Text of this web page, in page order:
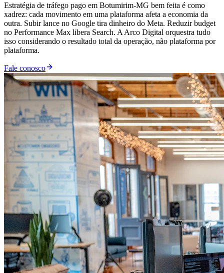
Estratégia de tráfego pago em Botumirim-MG bem feita é como
xadrez: cada movimento em uma plataforma afeta a economia da
outra. Subir lance no Google tira dinheiro do Meta. Reduzir budget
no Performance Max libera Search. A Arco Digital orquestra tudo
isso considerando o resultado total da operação, não plataforma por
plataforma.
Fale conosco